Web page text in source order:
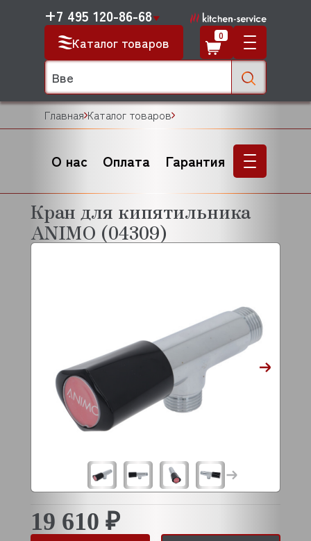
Каталог товаров
+7 495 120-86-68
0
Главная Каталог товаров
О нас Оплата Гарантия
Кран для кипятильника
ANIMO (04309)
19 610 ₽